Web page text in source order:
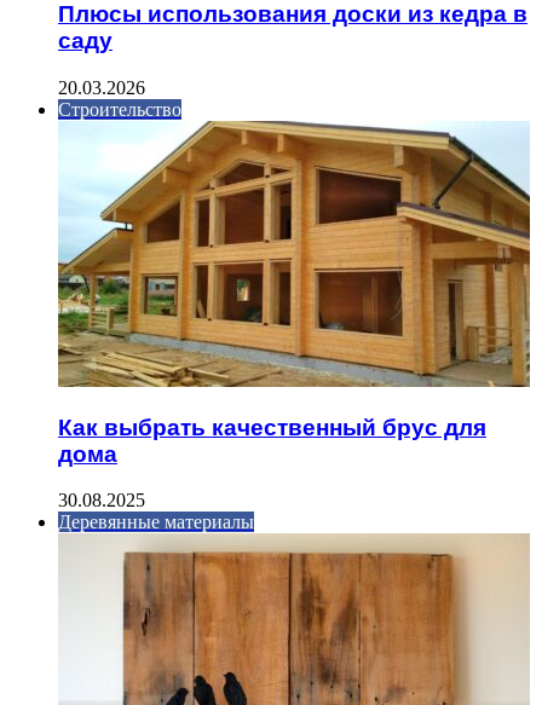
Плюсы использования доски из кедра в
саду
20.03.2026
Строительство
Как выбрать качественный брус для
дома
30.08.2025
Деревянные материалы